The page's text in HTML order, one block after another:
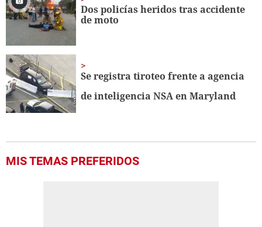
Dos policías heridos tras accidente
de moto
Se registra tiroteo frente a agencia
de inteligencia NSA en Maryland
MIS TEMAS PREFERIDOS